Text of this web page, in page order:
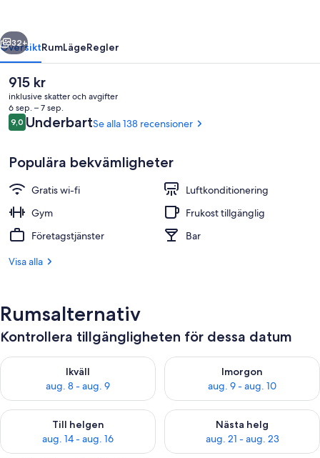
Standard trippelrum | Minibar,
Nästa
32+
ÖversiktRumLägeRegler
Det
nuvarande
priset
är
915 kr
915 kr
inklusive skatter och avgifter
6 sep. – 7 sep.
Recensioner
9,09,0 av 10,
UnderbartSe alla 138 recensioner
Populära bekvämligheter
Gratis wi-fi
Luftkonditionering
Gym
Frukost tillgänglig
Företagstjänster
Bar
Visa alla
Rumsalternativ
Kontrollera tillgängligheten för dessa datum
Ikväll
aug. 8 - aug. 9
Kontrollera tillgängligheten för ikväll aug. 8 - aug. 9
Imorgon
aug. 9 - aug. 10
Kontrollera tillgängligheten
Till helgen
aug. 14 - aug. 16
Kontrollera tillgängligheten för den här helgen aug. 14 - aug.
Nästa helg
aug. 21 - aug. 23
Kontrollera tillgängligheten